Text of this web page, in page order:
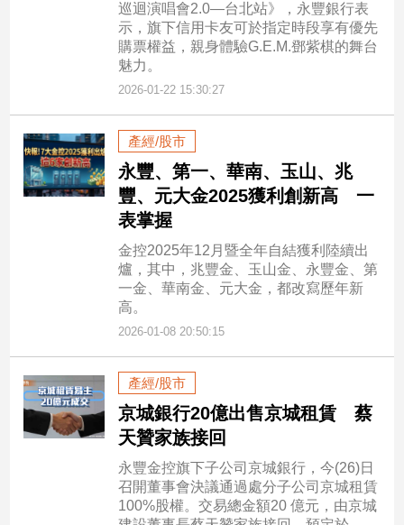
巡迴演唱會2.0—台北站》，永豐銀行表
示，旗下信用卡友可於指定時段享有優先
購票權益，親身體驗G.E.M.鄧紫棋的舞台
魅力。
2026-01-22 15:30:27
產經/股市
永豐、第一、華南、玉山、兆
豐、元大金2025獲利創新高 一
表掌握
金控2025年12月暨全年自結獲利陸續出
爐，其中，兆豐金、玉山金、永豐金、第
一金、華南金、元大金，都改寫歷年新
高。
2026-01-08 20:50:15
產經/股市
京城銀行20億出售京城租賃 蔡
天贊家族接回
永豐金控旗下子公司京城銀行，今(26)日
召開董事會決議通過處分子公司京城租賃
100%股權。交易總金額20 億元，由京城